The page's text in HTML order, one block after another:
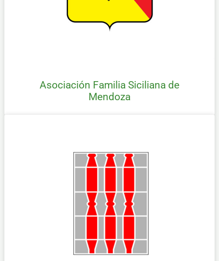
Asociación Familia Siciliana de
Mendoza